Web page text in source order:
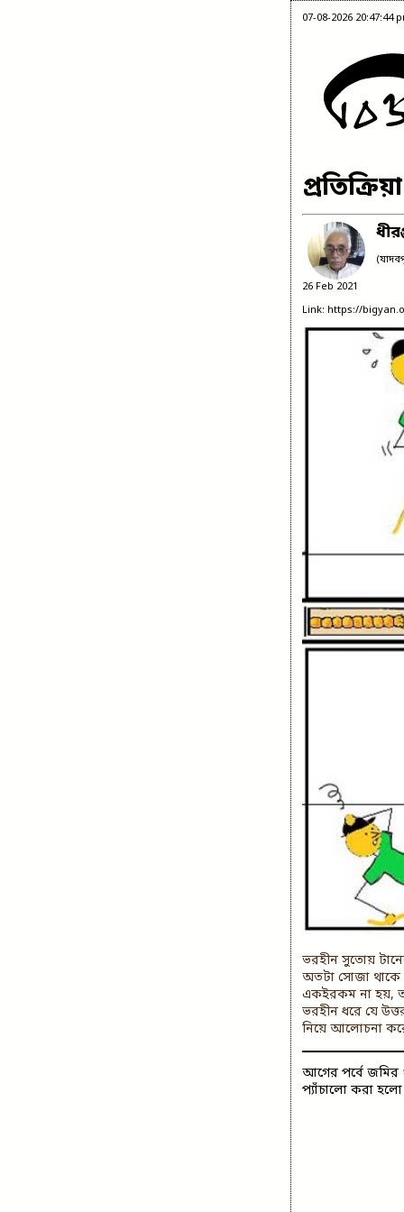
07-08-2026 20:47:44
26 Feb 2021
Link: https://
ভরহীন সুতোয়
অতটা সোজা থাকে
একইরকম না হয়,
ভরহীন ধরে যে
নিয়ে আলোচনা
আগের পর্বে জমির
প্যাঁচালো করা